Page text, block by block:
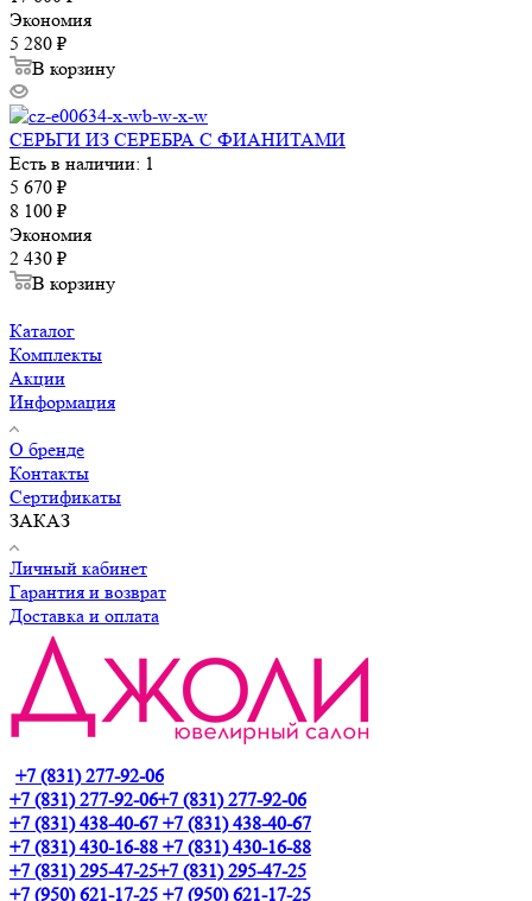
Экономия
5 280 ₽
В корзину
СЕРЬГИ ИЗ СЕРЕБРА С ФИАНИТАМИ
Есть в наличии: 1
5 670 ₽
8 100 ₽
Экономия
2 430 ₽
В корзину
Каталог
Комплекты
Акции
Информация
О бренде
Контакты
Сертификаты
ЗАКАЗ
Личный кабинет
Гарантия и возврат
Доставка и оплата
+7 (831) 277-92-06
+7 (831) 277-92-06+7 (831) 277-92-06
+7 (831) 438-40-67 +7 (831) 438-40-67
+7 (831) 430-16-88 +7 (831) 430-16-88
+7 (831) 295-47-25+7 (831) 295-47-25
+7 (950) 621-17-25 +7 (950) 621-17-25